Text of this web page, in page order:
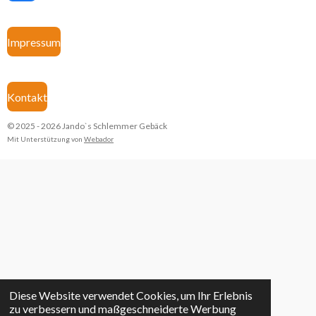
Diese Website verwendet Cookies, um Ihr Erlebnis
zu verbessern und maßgeschneiderte Werbung
a
b
o
k
Impressum
Kontakt
© 2025 - 2026 Jando`s Schlemmer Gebäck
Mit Unterstützung von Webador